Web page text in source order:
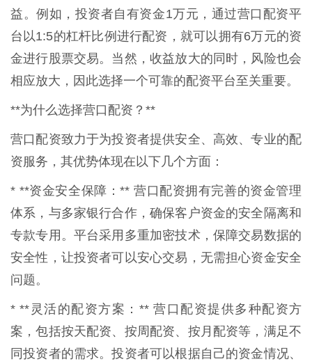
益。例如，投资者自有资金1万元，通过营口配资平
台以1:5的杠杆比例进行配资，就可以拥有6万元的资
金进行股票交易。当然，收益放大的同时，风险也会
相应放大，因此选择一个可靠的配资平台至关重要。
**为什么选择营口配资？**
营口配资致力于为投资者提供安全、高效、专业的配
资服务，其优势体现在以下几个方面：
* **资金安全保障：** 营口配资拥有完善的资金管理
体系，与多家银行合作，确保客户资金的安全隔离和
专款专用。平台采用多重加密技术，保障交易数据的
安全性，让投资者可以安心交易，无需担心资金安全
问题。
* **灵活的配资方案：** 营口配资提供多种配资方
案，包括按天配资、按周配资、按月配资等，满足不
同投资者的需求。投资者可以根据自己的资金情况、